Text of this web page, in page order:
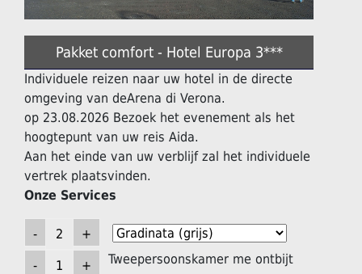
Pakket comfort - Hotel Europa 3***
Individuele reizen naar uw hotel in de directe
omgeving van deArena di Verona.
op 23.08.2026 Bezoek het evenement als het
hoogtepunt van uw reis Aida.
Aan het einde van uw verblijf zal het individuele
vertrek plaatsvinden.
Onze Services
Tweepersoonskamer me ontbijt